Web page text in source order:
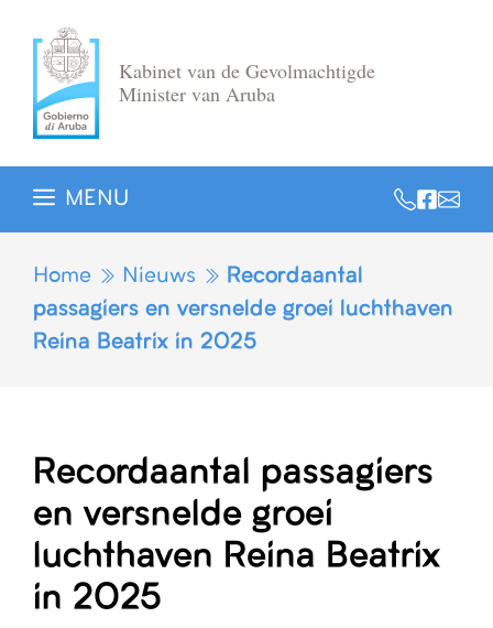
naar
inhoud
Kabinet van de Gevolmachtigde
Minister van Aruba
MENU
Home Nieuws
Recordaantal
passagiers en versnelde groei luchthaven
Reina Beatrix in 2025
Recordaantal passagiers
en versnelde groei
luchthaven Reina Beatrix
in 2025